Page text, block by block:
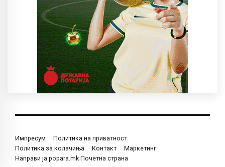
Импресум
Политика на приватност
Политика за колачиња
Контакт
Маркетинг
Направи ја popara.mk Почетна страна